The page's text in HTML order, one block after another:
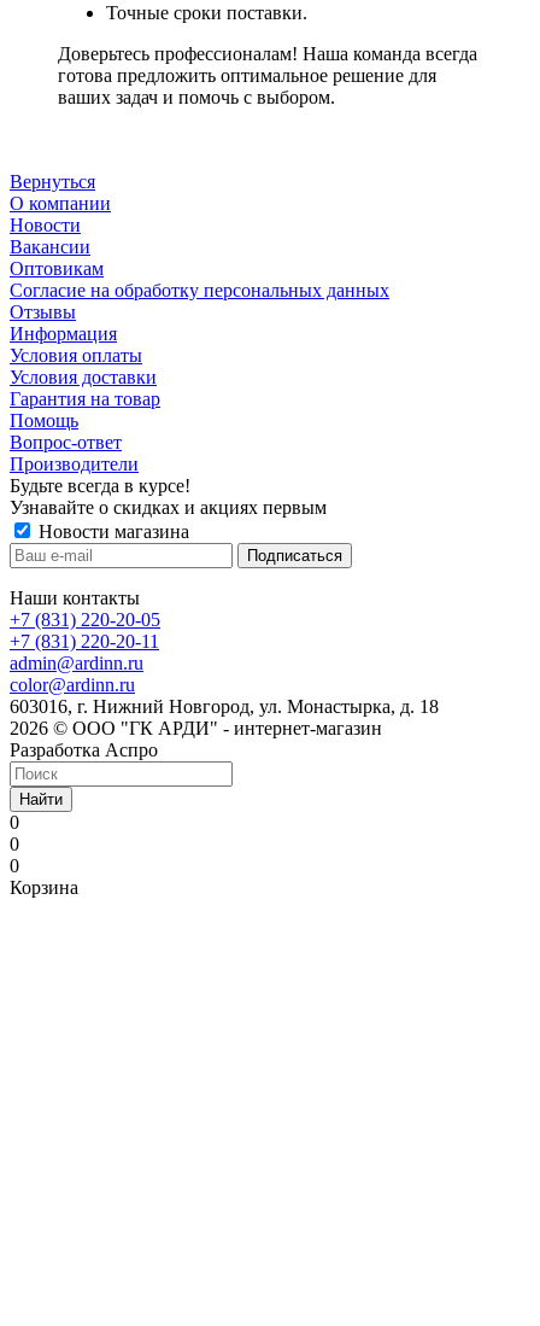
Точные сроки поставки.
Доверьтесь профессионалам! Наша команда всегда
готова предложить оптимальное решение для
ваших задач и помочь с выбором.
Вернуться
О компании
Новости
Вакансии
Оптовикам
Cогласие на обработку персональных данных
Отзывы
Информация
Условия оплаты
Условия доставки
Гарантия на товар
Помощь
Вопрос-ответ
Производители
Будьте всегда в курсе!
Узнавайте о скидках и акциях первым
Новости магазина
Наши контакты
+7 (831) 220-20-05
+7 (831) 220-20-11
admin@ardinn.ru
color@ardinn.ru
603016, г. Нижний Новгород, ул. Монастырка, д. 18
2026 © ООО "ГК АРДИ" - интернет-магазин
Разработка Аспро
Найти
0
0
0
Корзина